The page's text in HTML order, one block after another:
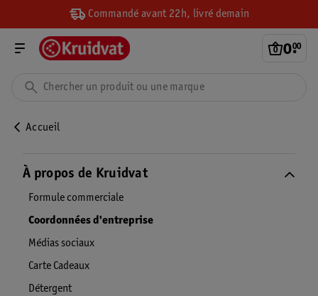
Commandé avant 22h, livré demain
0.
00
Accueil
À propos de Kruidvat
Formule commerciale
Coordonnées d'entreprise
Médias sociaux
Carte Cadeaux
Détergent